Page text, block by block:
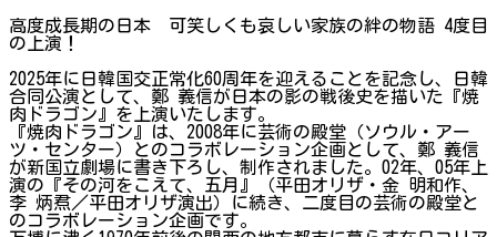
高度成長期の日本 可笑しくも哀しい家族の絆の物語 4度目
の上演！
2025年に日韓国交正常化60周年を迎えることを記念し、日韓
合同公演として、鄭 義信が日本の影の戦後史を描いた『焼
肉ドラゴン』を上演いたします。
『焼肉ドラゴン』は、2008年に芸術の殿堂（ソウル・アー
ツ・センター）とのコラボレーション企画として、鄭 義信
が新国立劇場に書き下ろし、制作されました。02年、05年上
演の『その河をこえて、五月』（平田オリザ・金 明和作、
李 炳焄／平田オリザ演出）に続き、二度目の芸術の殿堂と
のコラボレーション企画です。